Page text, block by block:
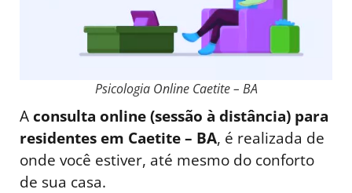
Psicologia Online Caetite – BA
Aconsulta online (sessão à distância) para
residentes em Caetite – BA, é realizada de
onde você estiver, até mesmo do conforto
de sua casa.